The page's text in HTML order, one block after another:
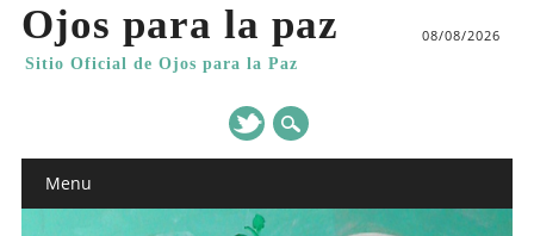
Ojos para la paz
Sitio Oficial de Ojos para la Paz
08/08/2026
Main menu
Menu